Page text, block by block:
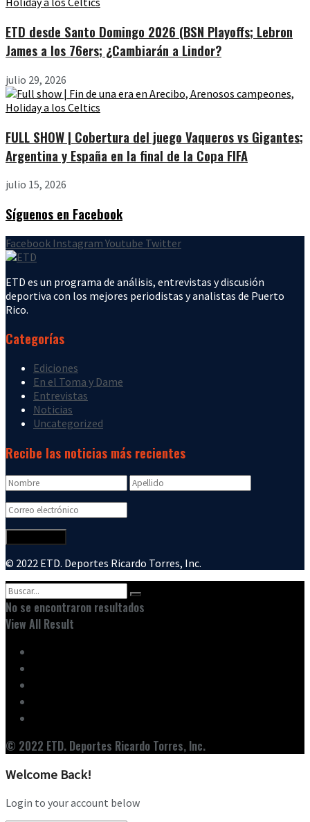
ETD desde Santo Domingo 2026 (BSN Playoffs; Lebron
James a los 76ers; ¿Cambiarán a Lindor?
julio 29, 2026
FULL SHOW | Cobertura del juego Vaqueros vs Gigantes;
Argentina y España en la final de la Copa FIFA
julio 15, 2026
Síguenos en Facebook
Facebook Instagram Youtube Twitter
ETD es un programa de análisis, entrevistas y discusión
deportiva con los mejores periodistas y analistas de Puerto
Rico.
Categorías
Ediciones
En el Toma y Dame
Entrevistas
Noticias
Uncategorized
Recibe las noticias más recientes
© 2022 ETD. Deportes Ricardo Torres, Inc.
No se encontraron resultados
View All Result
© 2022 ETD. Deportes Ricardo Torres, Inc.
Welcome Back!
Login to your account below